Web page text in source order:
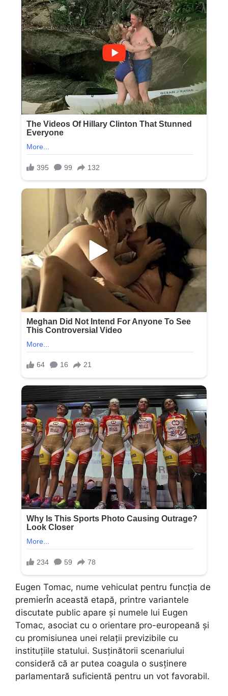
Eugen Tomac, nume vehiculat pentru funcția de
premierÎn această etapă, printre variantele
discutate public apare și numele lui Eugen
Tomac, asociat cu o orientare pro-europeană și
cu promisiunea unei relații previzibile cu
instituțiile statului. Susținătorii scenariului
consideră că ar putea coagula o susținere
parlamentară suficientă pentru un vot favorabil.